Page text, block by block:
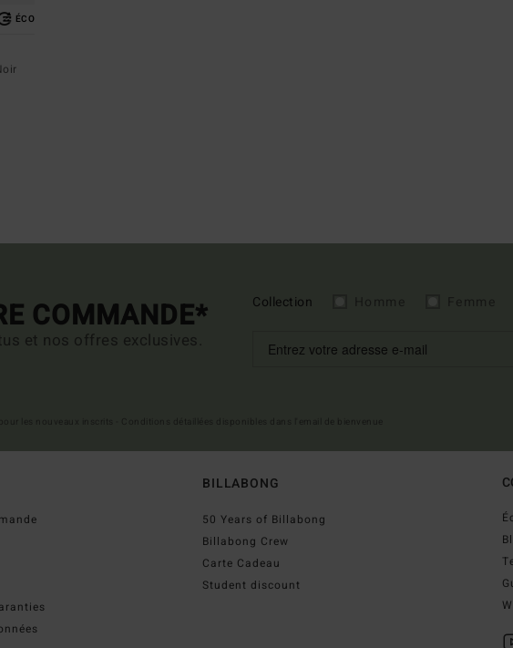
ÉCO
COMMANDE*
et nos offres exclusives.
Collection
BILLABONG
50 Years of Billabong
Billabong Crew
Carte Cadeau
Student discount